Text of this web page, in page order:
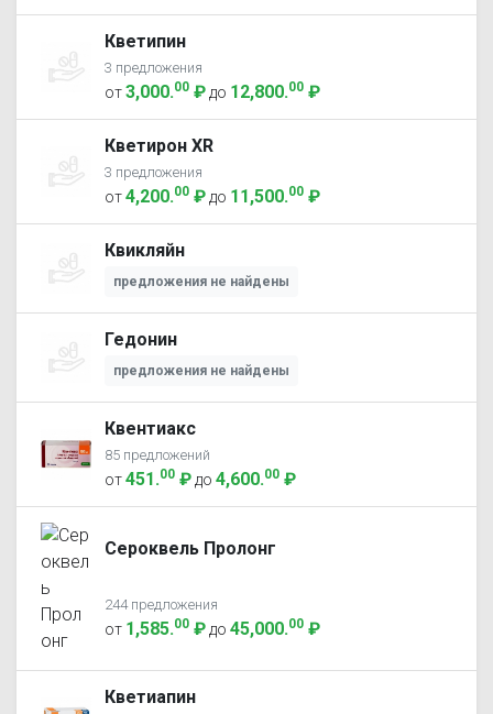
Кветипин
3 предложения
от3,000.00 ₽ до 12,800.00 ₽
Кветирон XR
3 предложения
от4,200.00 ₽ до 11,500.00 ₽
Квикляйн
предложения не найдены
Гедонин
предложения не найдены
Квентиакс
85 предложений
от451.00 ₽ до 4,600.00 ₽
Сероквель Пролонг
244 предложения
от 1,585.00 ₽ до 45,000.00 ₽
Кветиапин